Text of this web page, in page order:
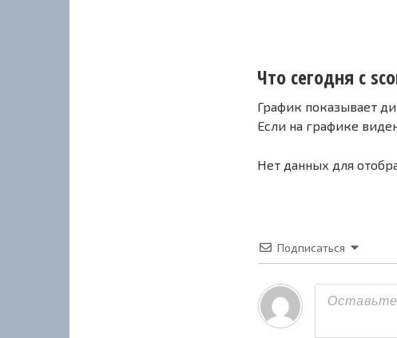
Что сегодня с
График показывает
Если на графике
Нет данных для
Подписаться